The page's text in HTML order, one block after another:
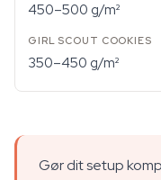
450–500 g/m²
350–450 g/m²
Gør dit setup